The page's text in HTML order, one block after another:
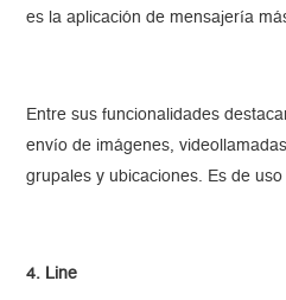
es la aplicación de mensajería
Entre sus funcionalidades
envío de imágenes,
grupales y ubicaciones. Es de uso
4. Line